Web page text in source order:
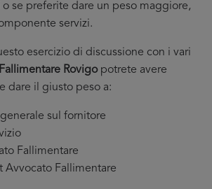
se preferite dare un peso maggiore,
servizi.
esercizio di discussione con i vari
Rovigopotrete avere
dare il giusto peso a:
sul fornitore
Fallimentare
Avvocato Fallimentare